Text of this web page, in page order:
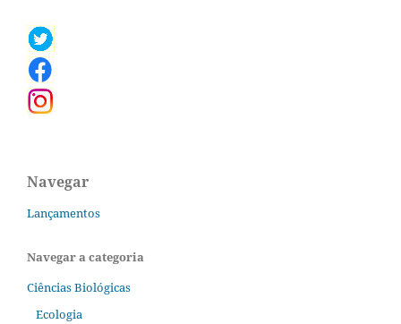
Navegar
Lançamentos
Navegar a categoria
Ciências Biológicas
Ecologia